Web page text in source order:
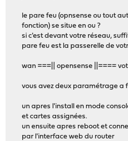
le pare feu (opnsense ou tout
fonction) se situe en ou ?
si c'est devant votre réseau,
pare feu est la passerelle de
wan ===|| opensense ||====
vous avez deux paramétrage a
un apres l'install en mode
et cartes assignées.
un ensuite apres reboot et
par l'interface web du router